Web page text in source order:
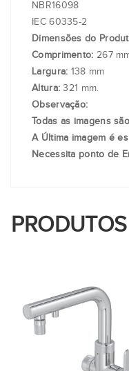
NBR16098
IEC 60335-2
Dimensões do
Comprimento: 267
Largura: 138 mm
Altura:321 mm.
Observação:
Todas as imagens
A Última imagem é
Necessita ponto de